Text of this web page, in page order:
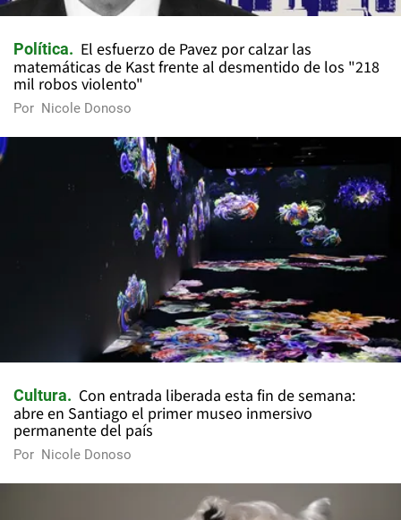
Política
El esfuerzo de Pavez por calzar las
matemáticas de Kast frente al desmentido de los "218
mil robos violento"
Por Nicole Donoso
Cultura
Con entrada liberada esta fin de semana:
abre en Santiago el primer museo inmersivo
permanente del país
Por Nicole Donoso